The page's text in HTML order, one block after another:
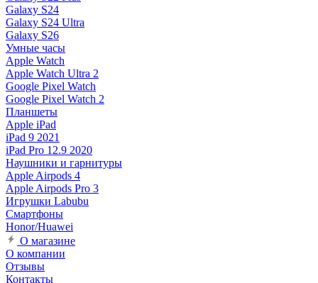
Galaxy S24
Galaxy S24 Ultra
Galaxy S26
Умные часы
Apple Watch
Apple Watch Ultra 2
Google Pixel Watch
Google Pixel Watch 2
Планшеты
Apple iPad
iPad 9 2021
iPad Pro 12.9 2020
Наушники и гарнитуры
Apple Airpods 4
Apple Airpods Pro 3
Игрушки Labubu
Смартфоны
Honor/Huawei
О магазине
О компании
Отзывы
Контакты